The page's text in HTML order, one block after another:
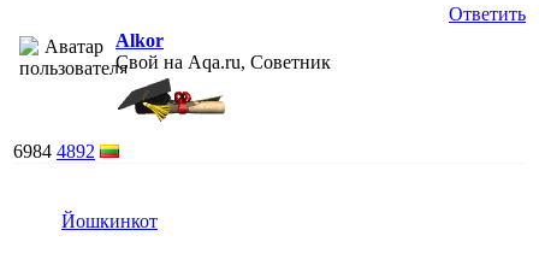
Ответить
Alkor
Свой на Aqa.ru, Советник
6984 4892
Йошкинкот